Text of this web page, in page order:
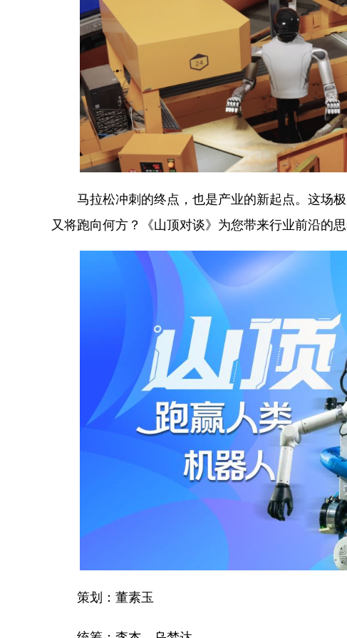
马拉松冲刺的终点，也是产业的新起点。这场
又将跑向何方？《山顶对谈》为您带来行业前沿的思
策划：董素玉